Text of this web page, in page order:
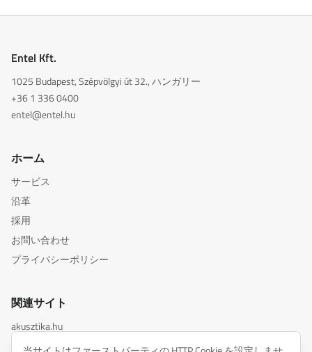
Entel Kft.
1025 Budapest, Szépvölgyi út 32., ハンガリー
+36 1 336 0400
entel@entel.hu
ホーム
サービス
沿革
採用
お問い合わせ
プライバシーポリシー
関連サイト
akusztika.hu
inspiredacoustics.com